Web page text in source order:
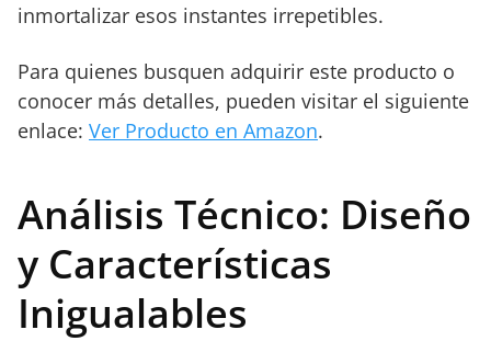
inmortalizar esos instantes irrepetibles.
Para quienes busquen adquirir este producto o
conocer más detalles, pueden visitar el siguiente
enlace: Ver Producto en Amazon.
Análisis Técnico: Diseño
y Características
Inigualables